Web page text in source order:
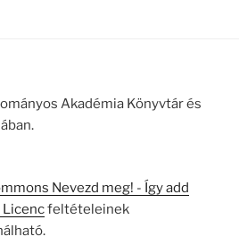
Akadémia Könyvtár és
Nevezd meg! - Így add
Licencfeltételeinek